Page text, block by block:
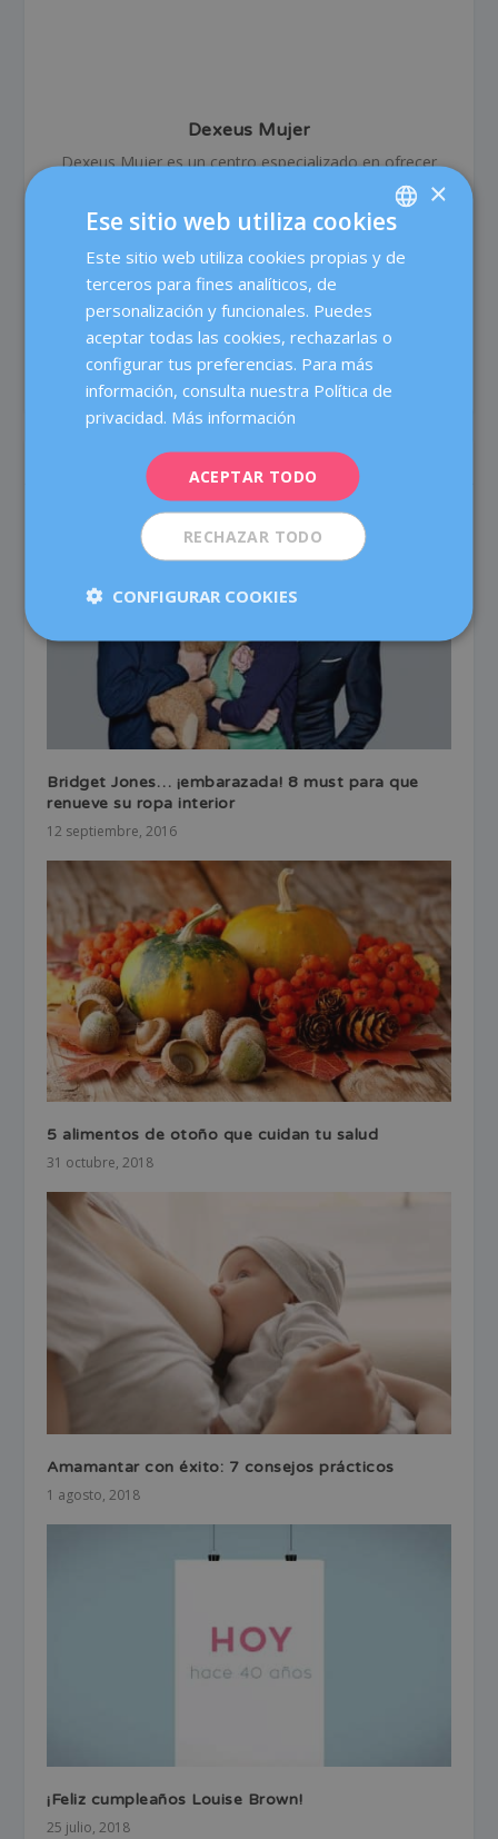
Dexeus Mujer
Dexeus Mujer es un centro especializado en ofrecer
atención integral a la mujer en las áreas de Obstetricia,
Ginecología y Medicina de la Reproducción, pionero en
experiencia. Contamos con más de 60 médicos y
profesionales especializados, cuyo objetivo es cuidar la
salud de la mujer durante todas las etapas de su vida, y
ofrecer un tratamiento médico de alta calidad a través
del trabajo en equipo y las más avanzadas tecnologías.
ARTÍCULOS RELACIONADOS
Bridget Jones… ¡embarazada! 8 must para que
renueve su ropa interior
12 septiembre, 2016
5 alimentos de otoño que cuidan tu salud
31 octubre, 2018
Amamantar con éxito: 7 consejos prácticos
1 agosto, 2018
¡Feliz cumpleaños Louise Brown!
25 julio, 2018
SPANISH
×
Ese sitio web utiliza cookies
Este sitio web utiliza cookies propias y de
terceros para fines analíticos, de
personalización y funcionales. Puedes
aceptar todas las cookies, rechazarlas o
configurar tus preferencias. Para más
información, consulta nuestra Política de
privacidad. Más información
ACEPTAR TODO
RECHAZAR TODO
CONFIGURAR COOKIES